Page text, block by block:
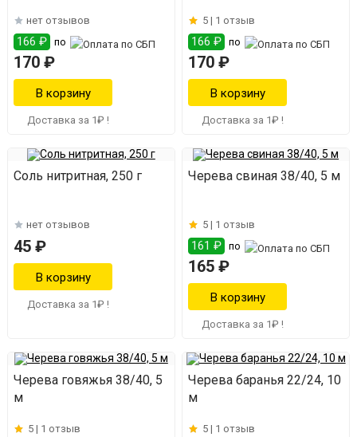
нет отзывов
166 ₽ по
170 ₽
Доставка за 1₽ !
5 | 1 отзыв
166 ₽ по
170 ₽
Доставка за 1₽ !
Соль нитритная, 250 г
нет отзывов
45 ₽
Доставка за 1₽ !
Черева свиная 38/40, 5 м
5 | 1 отзыв
161 ₽ по
165 ₽
Доставка за 1₽ !
Черева говяжья 38/40, 5
м
5 | 1 отзыв
Черева баранья 22/24, 10
м
5 | 1 отзыв